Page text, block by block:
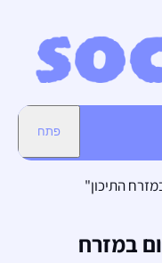
פתח
התיכון"
במזרח